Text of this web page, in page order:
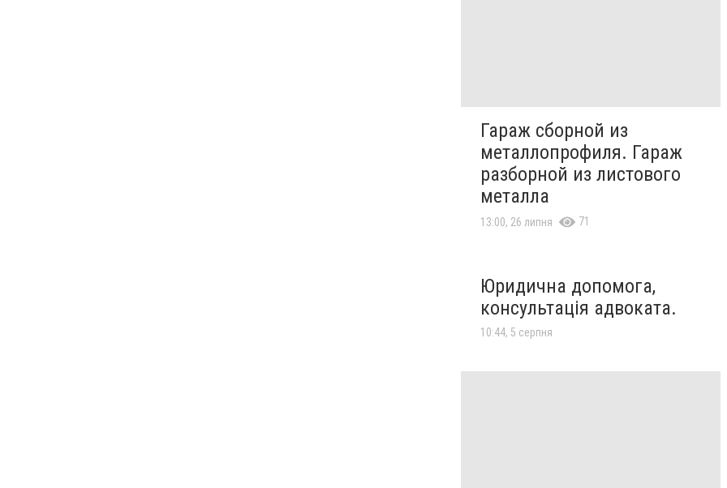
Гараж сборной из
металлопрофиля. Гараж
разборной из листового
металла
13:00, 26 липня 71
Юридична допомога,
консультація адвоката.
10:44, 5 серпня